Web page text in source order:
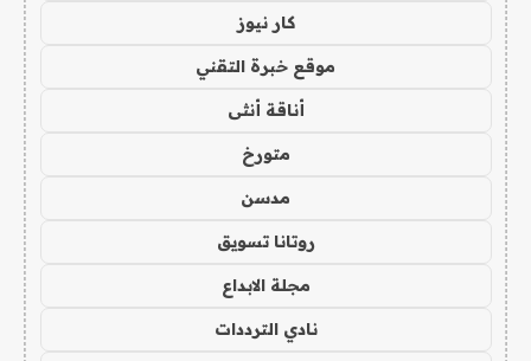
كار نيوز
موقع خبرة التقني
أناقة أنثى
متورخ
مدسن
روتانا تسويق
مجلة الابداع
نادي الترددات